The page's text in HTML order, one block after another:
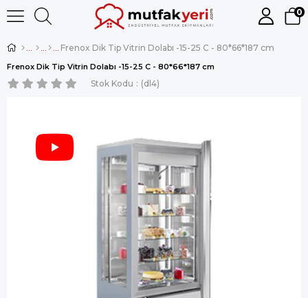
0
Frenox Dik Tip Vitrin Dolabı -15-25 C - 80*66*187 cm
Frenox Dik Tip Vitrin Dolabı -15-25 C - 80*66*187 cm
Stok Kodu (dl4)